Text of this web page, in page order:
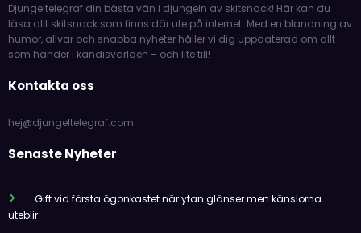
Djungeltelegraf din bästa vän i djungeln av skitsnack! Här kan du
läsa allt skitsnack som finns där ute på internet. Med en blandning av
humor, allvar och snabba nyheter håller vi dig uppdaterad om allt
som händer i kändisvärlden – och lite till!
Kontakta oss
hej@djungeltelegraf.com
Senaste Nyheter
Gift vid första ögonkastet när ytan glänser men känslorna
uteblir